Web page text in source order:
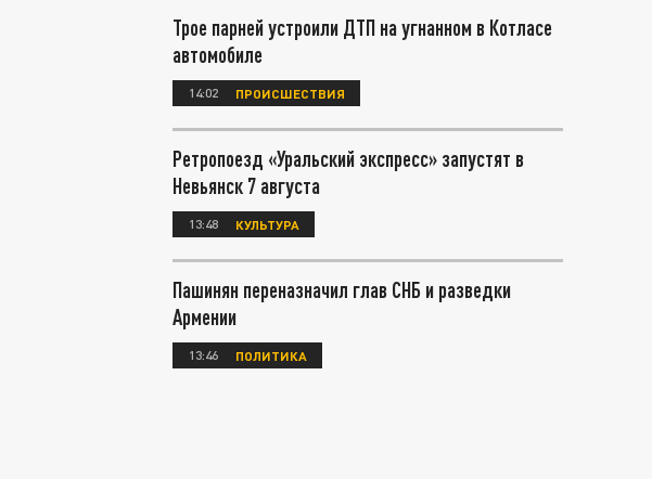
Трое парней устроили ДТП на угнанном в Котласе
автомобиле
14:02 ПРОИСШЕСТВИЯ
Ретропоезд «Уральский экспресс» запустят в
Невьянск 7 августа
13:48 КУЛЬТУРА
Пашинян переназначил глав СНБ и разведки
Армении
13:46 ПОЛИТИКА